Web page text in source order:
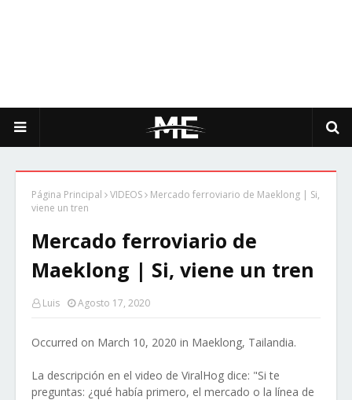
Página Principal VIDEOS
Mercado ferroviario de Maeklong | Si,
viene un tren
Mercado ferroviario de
Maeklong | Si, viene un tren
Luis Agosto 17, 2020
Occurred on March 10, 2020 in Maeklong, Tailandia.
La descripción en el video de ViralHog dice: "Si te
preguntas: ¿qué había primero, el mercado o la línea de